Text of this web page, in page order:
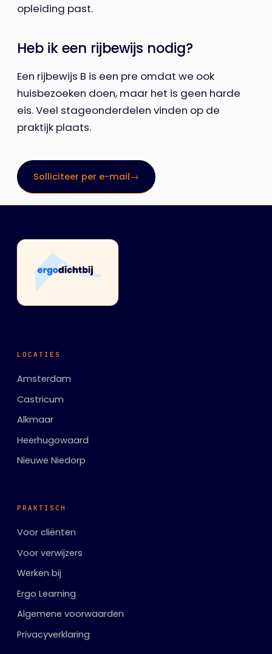
opleiding past.
Heb ik een rijbewijs nodig?
Een rijbewijs B is een pre omdat we ook
huisbezoeken doen, maar het is geen harde
eis. Veel stageonderdelen vinden op de
praktijk plaats.
Solliciteer per e-mail→
LOCATIES
Amsterdam
Castricum
Alkmaar
Heerhugowaard
Nieuwe Niedorp
PRAKTISCH
Voor cliënten
Voor verwijzers
Werken bij
Ergo Learning
Algemene voorwaarden
Privacyverklaring